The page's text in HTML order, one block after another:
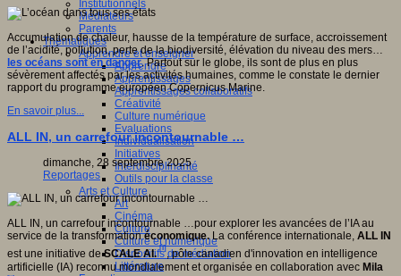
Institutionnels
Médiateurs
Parents
Thématiques
Apprendre et enseigner
Apprendre
Apprentissages
Apprentissages collaboratifs
Créativité
Culture numérique
Evaluations
Individualisation
Initiatives
Interdisciplinarité
Outils pour la classe
Arts et Culture
Art
Cinéma
Culture
Culture et numérique
Dispositifs de médiation
Littérature
Accumulation de chaleur, hausse de la température de surface, accroissement
de l’acidité, pollution, perte de la biodiversité, élévation du niveau des mers…
les océans sont en danger. Partout sur le globe, ils sont de plus en plus
sévèrement affectés par les activités humaines, comme le constate le dernier
rapport du programme européen Copernicus Marine.
En savoir plus...
ALL IN, un carrefour incontournable …
dimanche, 28 septembre 2025
Reportages
ALL IN, un carrefour incontournable …pour explorer les avancées de l’IA au
service de la transformationéconomique.La conférence internationale, ALL IN
est une initiative deSCALE AI.
[i]
, pôle canadien d'innovation en intelligence
artificielle (IA) reconnu mondialement et organisée en collaboration avec Mila